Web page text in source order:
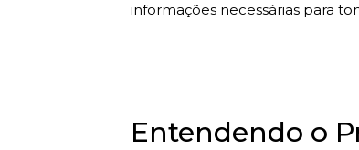
informações necessárias para
Entendendo o